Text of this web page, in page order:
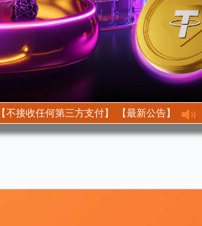
【最新公告】 【不接收任何第三方支付】